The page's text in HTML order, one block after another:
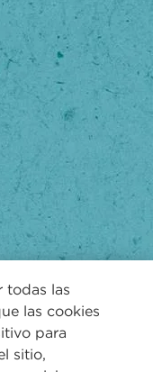
todas las
las cookies
para
sitio,